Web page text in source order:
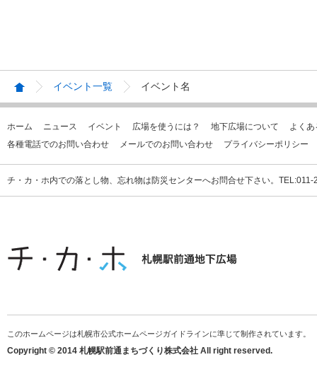
イベント一覧 イベント名
ホーム ニュース イベント 広場を使うには？ 地下広場について
よく
各種電話でのお問い合わせ
メールでのお問い合わせ プライバシーポリシー
チ・カ・ホ内での落とし物、忘れ物は防災センターへお問合せ下さい。
このホームページは札幌市公式ホームページガイドラインに準じて制作されています。
Copyright © 2014 札幌駅前通まちづくり株式会社 All right reserved.